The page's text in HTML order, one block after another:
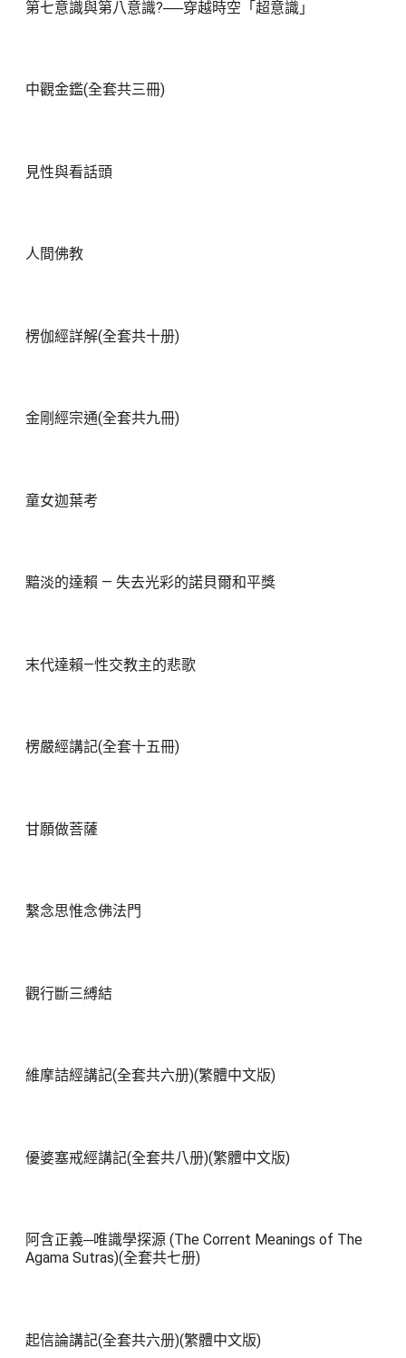
第七意識與第八意識?──穿越時空「超意識」
中觀金鑑(全套共三冊)
見性與看話頭
人間佛教
楞伽經詳解(全套共十册)
金剛經宗通(全套共九冊)
童女迦葉考
黯淡的達賴 — 失去光彩的諾貝爾和平獎
末代達賴—性交教主的悲歌
楞嚴經講記(全套十五冊)
甘願做菩薩
繫念思惟念佛法門
觀行斷三縛結
維摩詰經講記(全套共六册)(繁體中文版)
優婆塞戒經講記(全套共八册)(繁體中文版)
阿含正義─唯識學探源 (The Corrent Meanings of The
Agama Sutras)(全套共七册)
起信論講記(全套共六册)(繁體中文版)